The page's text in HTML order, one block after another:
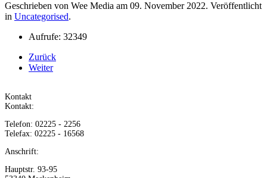
Geschrieben von Wee Media am 09. November 2022. Veröffentlicht
in Uncategorised.
Aufrufe: 32349
Zurück
Weiter
Kontakt
Kontakt:
Telefon: 02225 - 2256
Telefax: 02225 - 16568
Anschrift:
Hauptstr. 93-95